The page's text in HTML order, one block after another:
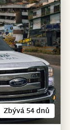
Zbývá 54 dnů